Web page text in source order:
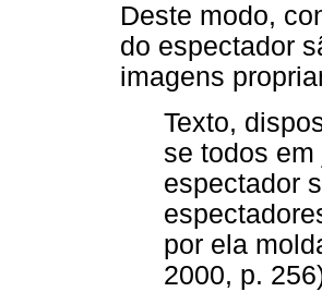
Deste modo,
do espectador
imagens
Texto,
se todos
espectador
por ela
2000, p.